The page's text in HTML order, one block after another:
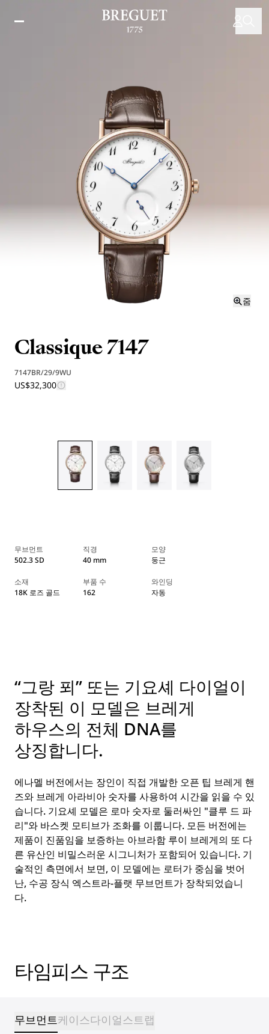
줌
Classique 7147
7147BR/29/9WU
US$32,300
무브먼트
502.3 SD
직경
40 mm
모양
둥근
소재
18K 로즈 골드
부품 수
162
와인딩
자동
“그랑 푀” 또는 기요셰 다이얼이
장착된 이 모델은 브레게
하우스의 전체 DNA를
상징합니다.
에나멜 버전에서는 장인이 직접 개발한 오픈 팁 브레게 핸
즈와 브레게 아라비아 숫자를 사용하여 시간을 읽을 수 있
습니다. 기요셰 모델은 로마 숫자로 둘러싸인 "클루 드 파
리"와 바스켓 모티브가 조화를 이룹니다. 모든 버전에는
제품이 진품임을 보증하는 아브라함 루이 브레게의 또 다
른 유산인 비밀스러운 시그니처가 포함되어 있습니다. 기
술적인 측면에서 보면, 이 모델에는 로터가 중심을 벗어
난, 수공 장식 엑스트라-플랫 무브먼트가 장착되었습니
다.
타임피스 구조
무브먼트케이스다이얼스트랩